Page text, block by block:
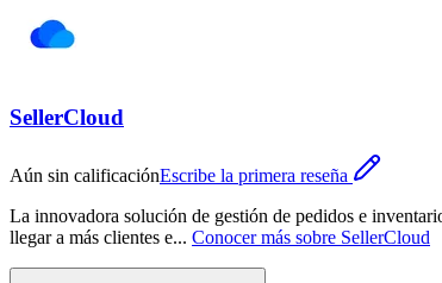
SellerCloud
Aún sin calificaciónEscribe la primera reseña
La innovadora solución de gestión de pedidos e
llegar a más clientes e... Conocer más sobre SellerCloud